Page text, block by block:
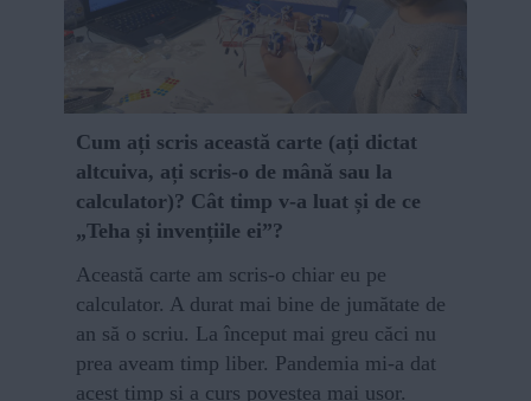
Cum ați scris această carte (ați dictat
altcuiva, ați scris-o de mână sau la
calculator)? Cât timp v-a luat și de ce
„Teha și invențiile ei”?
Această carte am scris-o chiar eu pe
calculator. A durat mai bine de jumătate de
an să o scriu. La început mai greu căci nu
prea aveam timp liber. Pandemia mi-a dat
acest timp și a curs povestea mai ușor.